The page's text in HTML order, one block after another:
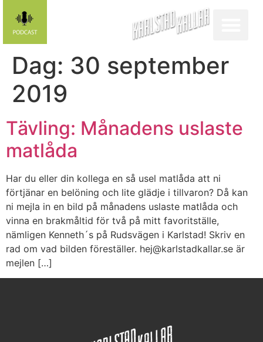
Dag: 30 september
2019
Tävling: Månadens uslaste
matlåda
Har du eller din kollega en så usel matlåda att ni
förtjänar en belöning och lite glädje i tillvaron? Då kan
ni mejla in en bild på månadens uslaste matlåda och
vinna en brakmåltid för två på mitt favoritställe,
nämligen Kenneth´s på Rudsvägen i Karlstad! Skriv en
rad om vad bilden föreställer. hej@karlstadkallar.se är
mejlen […]